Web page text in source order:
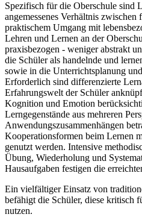
Spezifisch für die Oberschule sind
angemessenes Verhältnis
praktischem Umgang mit
Lehren und Lernen an der
praxisbezogen - weniger abstrakt
die Schüler als handelnde und
sowie in die Unterrichtsplanung
Erforderlich sind differenzierte
Erfahrungswelt der Schüler
Kognition und Emotion
Lerngegenstände aus mehreren
Anwendungszusammenhängen
Kooperationsformen beim Lernen
genutzt werden. Intensive
Übung, Wiederholung und
Hausaufgaben festigen die
Ein vielfältiger Einsatz von
befähigt die Schüler, diese kritisch
nutzen.